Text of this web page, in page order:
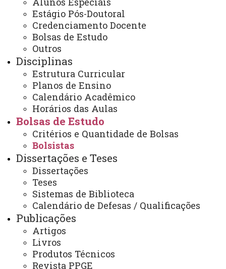
Estágio Pós-Doutoral
Credenciamento Docente
Bolsas de Estudo
Outros
Disciplinas
Estrutura Curricular
Planos de Ensino
Calendário Acadêmico
Horários das Aulas
Bolsas de Estudo
Critérios e Quantidade de Bolsas
Bolsistas
Dissertações e Teses
Dissertações
Teses
Sistemas de Biblioteca
Calendário de Defesas / Qualificações
Publicações
Artigos
Livros
Produtos Técnicos
Revista PPGE
Dezembro
2024
Janeiro
Fevereiro
Março
Abril
Maio
Junho
Julho
Agosto
Setembro
Outubro
Novembro
Dezembro
2023
Janeiro
Fevereiro